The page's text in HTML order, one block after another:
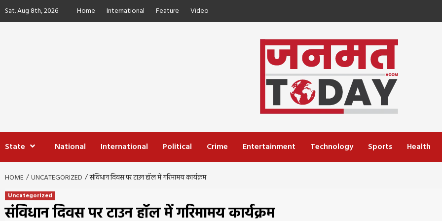
Skip
toSat. Aug 8th, 2026 Home International Feature Video
State National International Political Crime Entertainment Technology Sports Health
HOME UNCATEGORIZED संविधान दिवस पर टाउन हॉल में गरिमामय कार्यक्रम
Uncategorized
संविधान दिवस पर टाउन हॉल में गरिमामय कार्यक्रम